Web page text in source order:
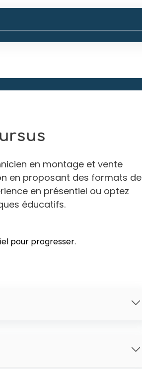
en montage et vente
en proposant des formats de
en présentiel ou optez
éducatifs.
pour progresser.